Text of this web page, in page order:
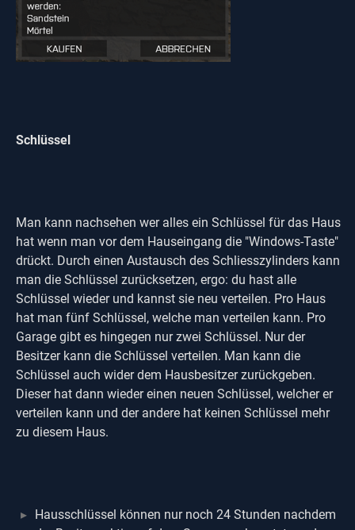
Schlüssel
Man kann nachsehen wer alles ein Schlüssel für das Haus
hat wenn man vor dem Hauseingang die "Windows-Taste"
drückt. Durch einen Austausch des Schliesszylinders kann
man die Schlüssel zurücksetzen, ergo: du hast alle
Schlüssel wieder und kannst sie neu verteilen. Pro Haus
hat man fünf Schlüssel, welche man verteilen kann. Pro
Garage gibt es hingegen nur zwei Schlüssel. Nur der
Besitzer kann die Schlüssel verteilen. Man kann die
Schlüssel auch wider dem Hausbesitzer zurückgeben.
Dieser hat dann wieder einen neuen Schlüssel, welcher er
verteilen kann und der andere hat keinen Schlüssel mehr
zu diesem Haus.
Hausschlüssel können nur noch 24 Stunden nachdem